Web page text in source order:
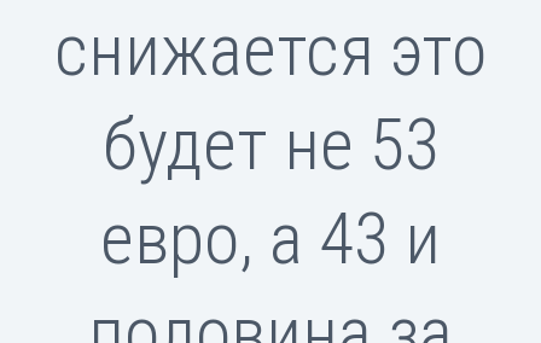
снижается это
будет не 53
евро, а 43 и